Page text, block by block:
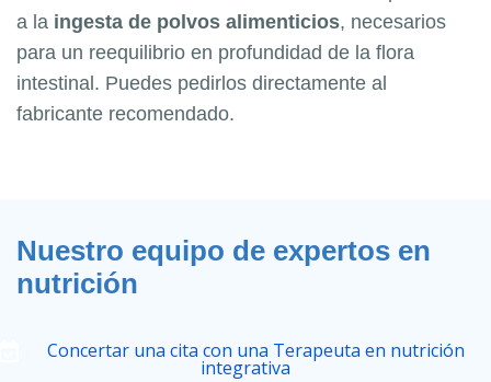
a la ingesta de polvos alimenticios, necesarios
para un reequilibrio en profundidad de la flora
intestinal. Puedes pedirlos directamente al
fabricante recomendado.
Nuestro equipo de expertos en
nutrición
Concertar una cita con una Terapeuta en nutrición
integrativa